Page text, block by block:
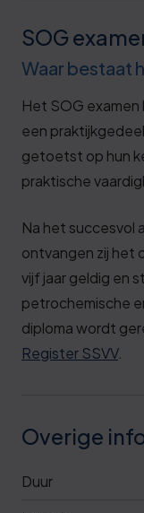
SOG
Waar bestaat
Het SOG
een
getoetst op hun
praktische
Na het succesvol
ontvangen zij het
vijf jaar geldig en
petrochemische
diploma wordt
Register SSVV.
Overige
Duur